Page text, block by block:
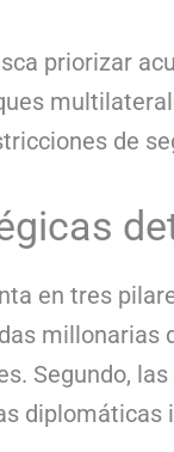
priorizar
de
en tres
Segundo,